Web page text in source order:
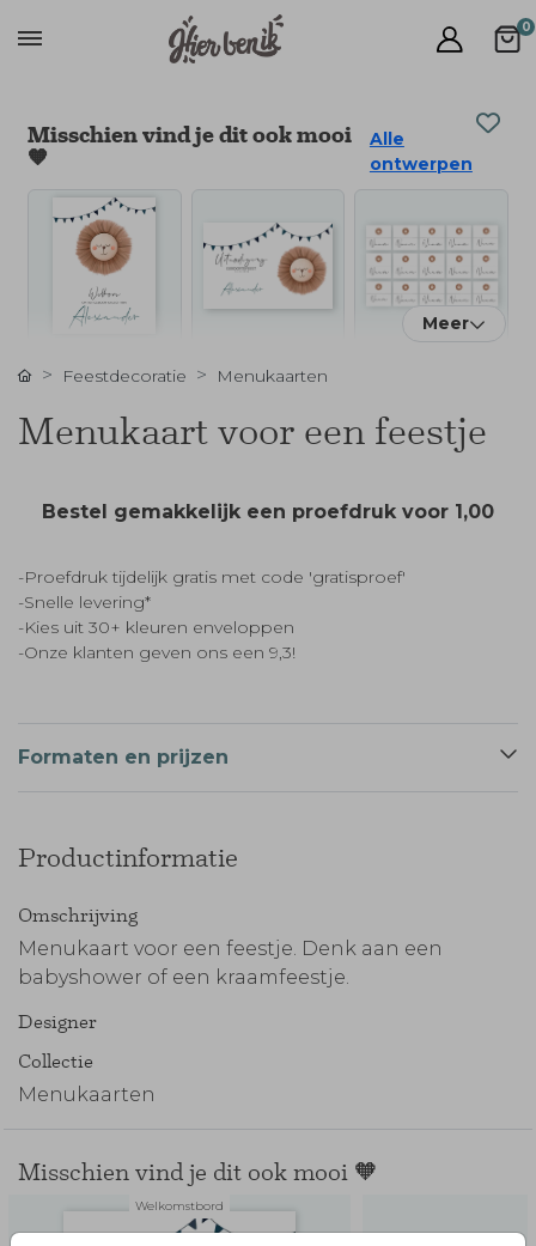
0
Misschien vind je dit ook mooi
🧡
Alle
ontwerpen
Meer
Feestdecoratie Menukaarten
Menukaart voor een feestje
Bestel gemakkelijk een proefdruk voor 1,00
-Proefdruk tijdelijk gratis met code 'gratisproef'
-Snelle levering*
-Kies uit 30+ kleuren enveloppen
-Onze klanten geven ons een 9,3!
Formaten en prijzen
Productinformatie
Omschrijving
Menukaart voor een feestje. Denk aan een
babyshower of een kraamfeestje.
Designer
Collectie
Menukaarten
Misschien vind je dit ook mooi 🧡
Welkomstbord